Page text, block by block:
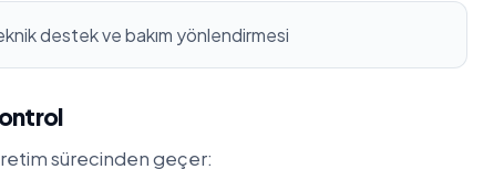
destek ve bakım yönlendirmesi
sürecinden geçer: